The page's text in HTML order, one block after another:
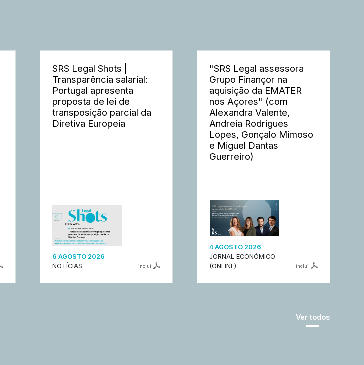
SRS Legal Shots |
Transparência salarial:
Portugal apresenta
proposta de lei de
transposição parcial da
Diretiva Europeia
6 AGOSTO 2026
NOTÍCIAS
inclui
"SRS Legal assessora
Grupo Finançor na
aquisição da EMATER
nos Açores" (com
Alexandra Valente,
Andreia Rodrigues
Lopes, Gonçalo Mimoso
e Miguel Dantas
Guerreiro)
4 AGOSTO 2026
JORNAL ECONÓMICO
(ONLINE)
inclui
Ver todos